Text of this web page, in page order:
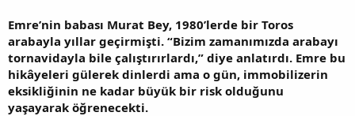
Emre’nin babası Murat Bey, 1980’lerde bir Toros
arabayla yıllar geçirmişti. “Bizim zamanımızda arabayı
tornavidayla bile çalıştırırlardı,” diye anlatırdı. Emre bu
hikâyeleri gülerek dinlerdi ama o gün, immobilizerin
eksikliğinin ne kadar büyük bir risk olduğunu
yaşayarak öğrenecekti.